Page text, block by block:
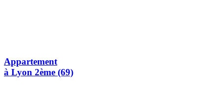
Appartement
à Lyon 2ème (69)